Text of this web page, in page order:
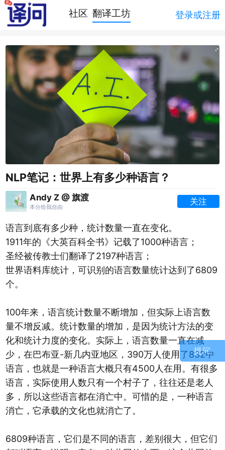
提问
社区 翻译工坊 登录或注册
NLP笔记：世界上有多少种语言？
Andy Z @ 旗渡
本分给我自由
关注
语言到底有多少种，统计数量一直在变化。
1911年的《大英百科全书》记载了1000种语言；
圣经被传教士们翻译了2197种语言；
世界语料库统计，可识别的语言数量统计达到了6809
个。
100年来，语言统计数量不断增加，但实际上语言数
量不增反减。统计数量的增加，是因为统计方法的变
化和统计力度的变化。实际上，语言数量一直在减
少，在巴布亚-新几内亚地区，390万人使用了832中
语言，也就是一种语言大概只有4500人在用。有很多
语言，实际使用人数只有一个村子了，往往还是老人
多，所以这些语言都在消亡中。可惜的是，一种语言
消亡，它承载的文化也就消亡了。
6809种语言，它们是不同的语言，差别很大，但它们